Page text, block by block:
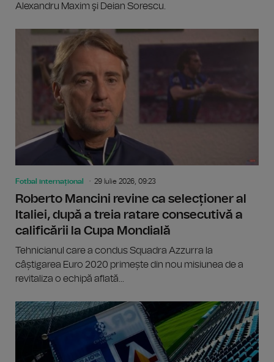
Alexandru Maxim şi Deian Sorescu.
Fotbal internațional 29 Iulie 2026, 09:23
Roberto Mancini revine ca selecționer al
Italiei, după a treia ratare consecutivă a
calificării la Cupa Mondială
Tehnicianul care a condus Squadra Azzurra la
câștigarea Euro 2020 primește din nou misiunea de a
revitaliza o echipă aflată...